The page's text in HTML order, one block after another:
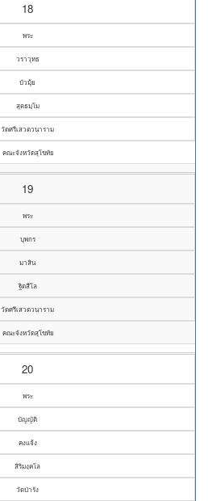
18
พระ
วราวุทธ
บัวมุ้ย
สุตธมฺโม
วัดศรีเสวตวนาราม
คณะจังหวัดสุโขทัย
19
พระ
บุพกร
มาสิน
ฐิตสีโล
วัดศรีเสวตวนาราม
คณะจังหวัดสุโขทัย
20
พระ
บัญญัติ
คงแจ้ง
สิริมงฺคโล
วัดป่ารัง